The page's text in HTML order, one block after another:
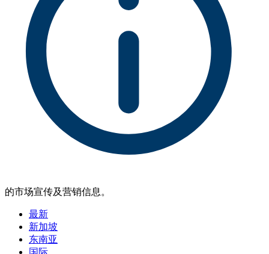
的市场宣传及营销信息。
最新
新加坡
东南亚